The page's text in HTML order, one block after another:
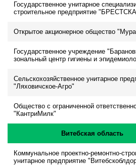
Государственное унитарное
строительное предприятие
Открытое акционерное общество
Государственное учреждение
зональный центр гигиены и
Сельскохозяйственное унитарное
"Ляховичское-Агро"
Общество с ограниченной
"КантриМилк"
Витебская область
Коммунальное проектно-ремонтно-
унитарное предприятие